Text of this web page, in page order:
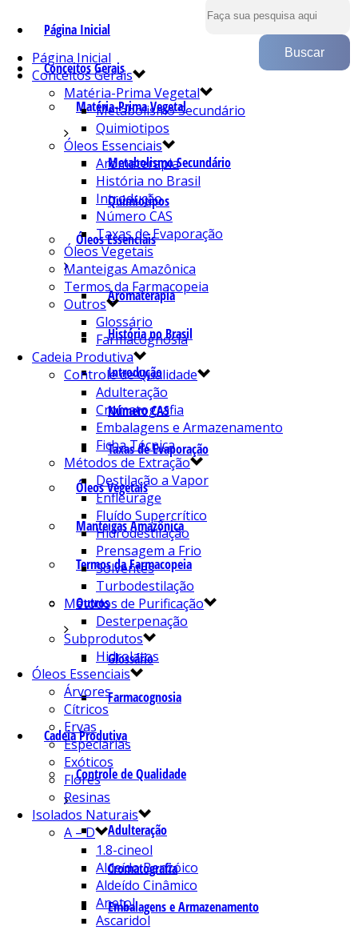
Página Inicial
Conceitos Gerais
Matéria-Prima Vegetal
Metabolismo Secundário
Quimiotipos
Óleos Essenciais
Aromaterapia
História no Brasil
Introdução
Número CAS
Taxas de Evaporação
Óleos Vegetais
Manteigas Amazônica
Termos da Farmacopeia
Outros
Glossário
Farmacognosia
Cadeia Produtiva
Controle de Qualidade
Adulteração
Cromatografia
Embalagens e Armazenamento
Página Inicial
Conceitos Gerais
Matéria-Prima Vegetal
Metabolismo Secundário
Quimiotipos
Óleos Essenciais
Aromaterapia
História no Brasil
Introdução
Número CAS
Taxas de Evaporação
Óleos Vegetais
Manteigas Amazônica
Termos da Farmacopeia
Outros
Glossário
Farmacognosia
Cadeia Produtiva
Controle de Qualidade
Adulteração
Cromatografia
Embalagens e Armazenamento
Ficha Técnica
Métodos de Extração
Destilação a Vapor
Enfleurage
Fluído Supercrítico
Hidrodestilação
Prensagem a Frio
Solventes
Turbodestilação
Métodos de Purificação
Desterpenação
Subprodutos
Hidrolatos
Óleos Essenciais
Árvores
Cítricos
Ervas
Especiarias
Exóticos
Flores
Resinas
Isolados Naturais
A – D
1.8-cineol
Aldeído Benzóico
Aldeído Cinâmico
Anetol
Ascaridol